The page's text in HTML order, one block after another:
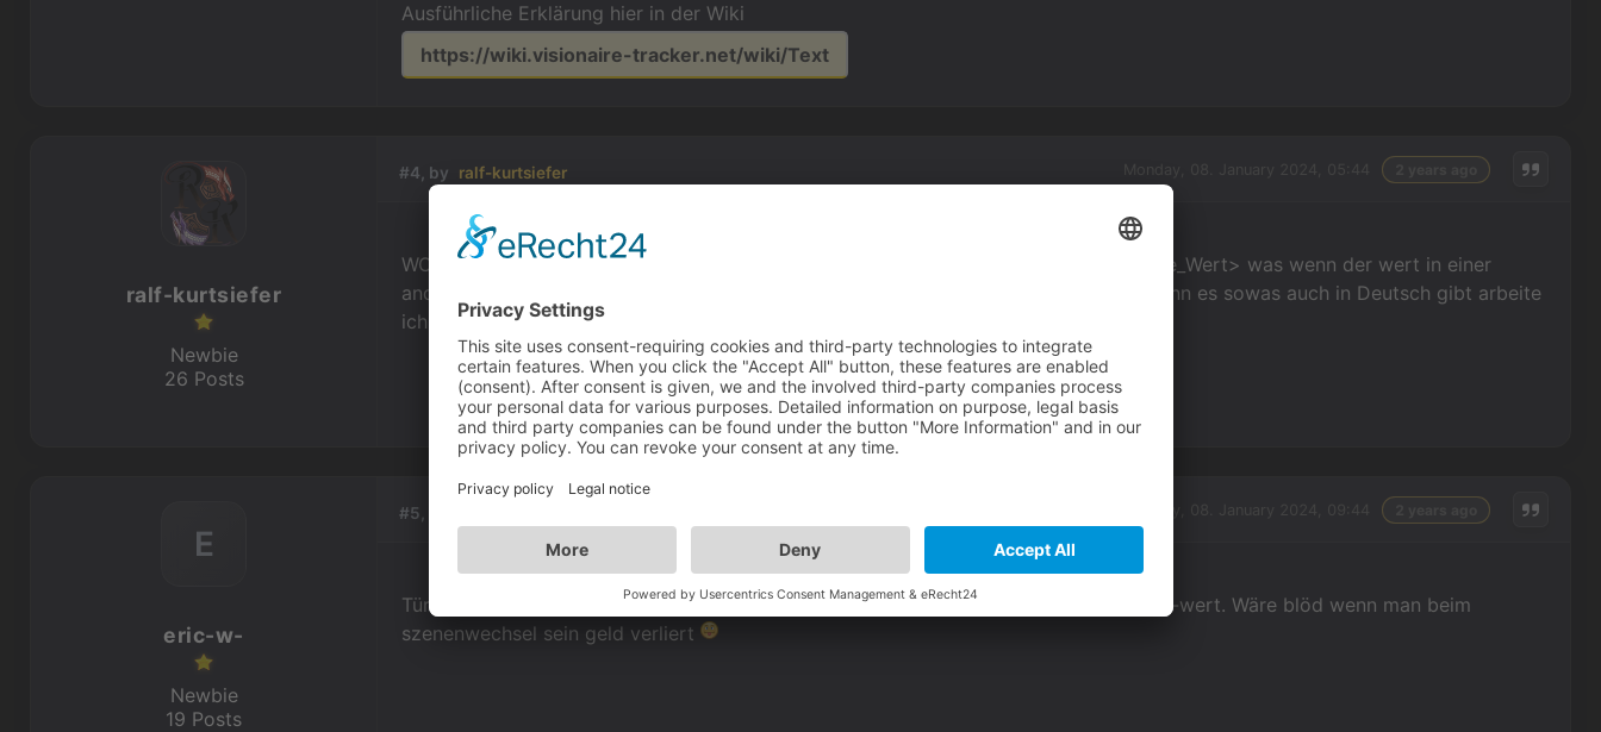
Ausführliche Erklärung hier in der Wiki
https://wiki.visionaire-tracker.net/wiki/Text
#4, by ralf-kurtsiefer
WOW!! Das sind zwei super Tipps. Klappt sofort! Nur eine kleine Rückfrage. <V=Name_Wert> was wenn der wert in einer
anderen Szenze ist? Geht das dann auch. Übrigens die Wiki find ich recht schwer. Wenn es sowas auch in Deutsch gibt arbeite
ich auch gerne mit dran.
ralf-kurtsiefer
Newbie
26 Posts
#5, by
Türlich sind die szenenübergreifend. Ich zb benutze eine valueMoney. Also einen geld-wert. Wäre blöd wenn man beim
szenenwechsel sein geld verliert
E
eric-w-
Newbie
19 Posts